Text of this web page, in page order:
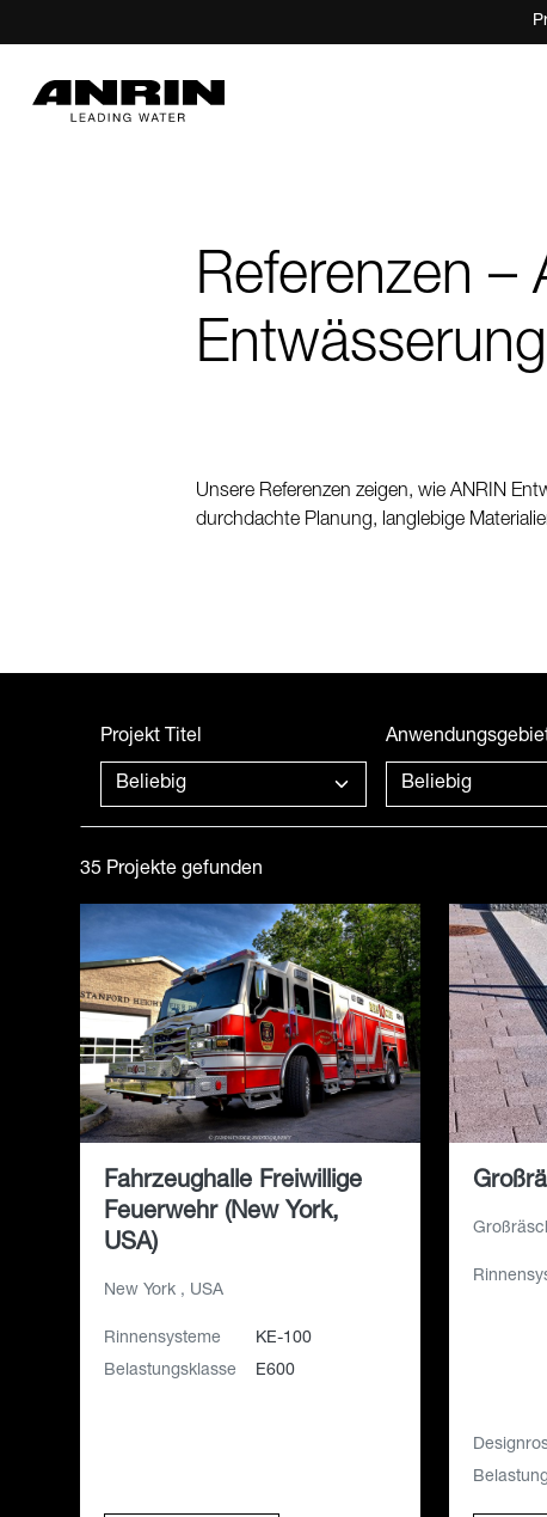
Referenzen –
Unsere Referenzen zeigen, wie ANRIN
durchdachte Planung, langlebige
Projekt Titel
35 Projekte gefunden
Fahrzeughalle Freiwillige
Feuerwehr (New York,
USA)
New York , USA
Rinnensysteme
KE-100
Belastungsklasse
E600